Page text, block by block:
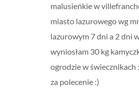
malusieńkie w
miasto lazurowego wg
lazurowym 7 dni a 2 dni
wyniosłam 30 kg
ogrodzie w świecznikach
za polecenie :)